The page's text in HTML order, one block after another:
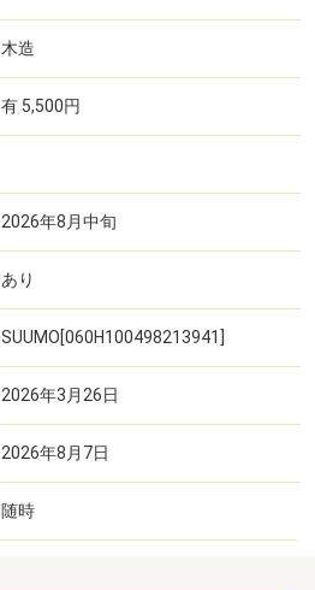
木造
有 5,500円
2026年8月中旬
あり
SUUMO[060H100498213941]
2026年3月26日
2026年8月7日
随時